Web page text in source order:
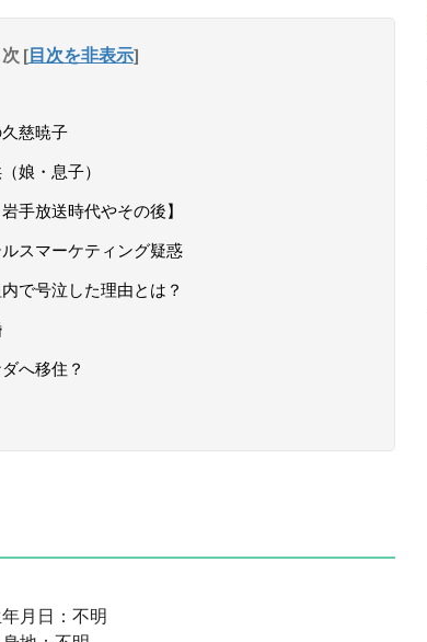
[目次を非表示]
慈暁子
娘・息子）
手放送時代やその後】
スマーケティング疑惑
で号泣した理由とは？
へ移住？
月日：不明